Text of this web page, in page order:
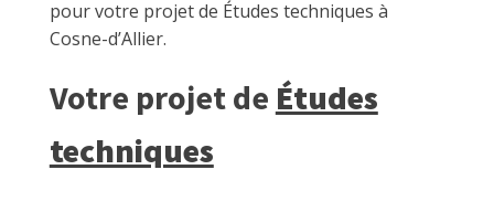
pour votre projet de Études techniques à
Cosne-d’Allier.
Votre projet de Études
techniques